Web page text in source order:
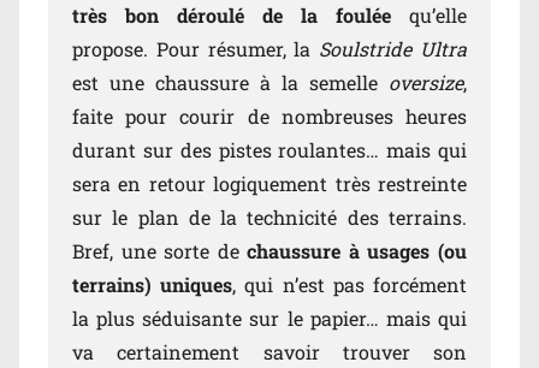
très bon déroulé de la foulée qu’elle
propose. Pour résumer, la Soulstride Ultra
est une chaussure à la semelle oversize,
faite pour courir de nombreuses heures
durant sur des pistes roulantes… mais qui
sera en retour logiquement très restreinte
sur le plan de la technicité des terrains.
Bref, une sorte dechaussure à usages (ou
terrains) uniques, qui n’est pas forcément
la plus séduisante sur le papier… mais qui
va certainement savoir trouver son